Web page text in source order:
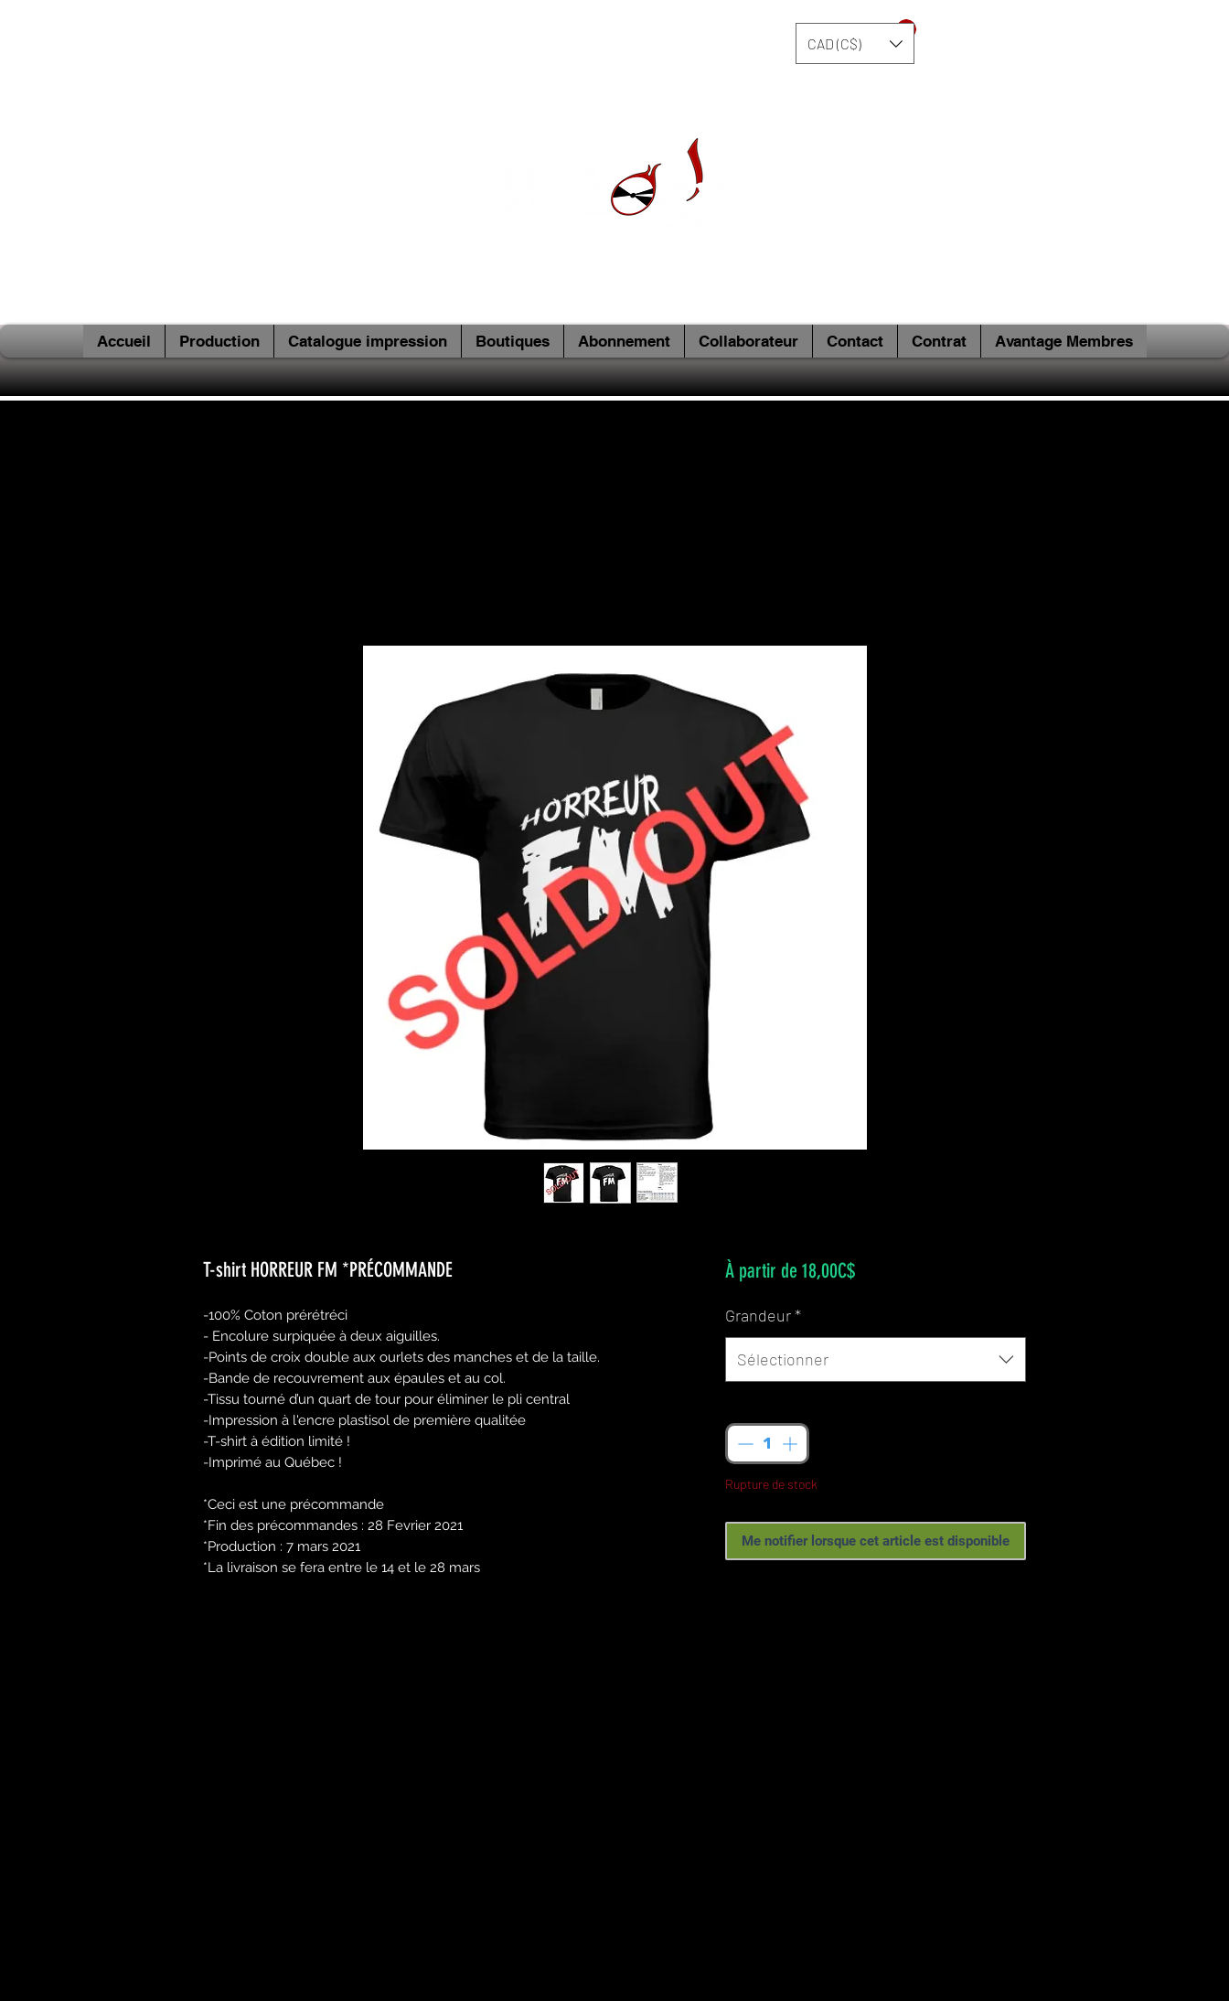
CAD (C$)
Accueil Production Catalogue impression Boutiques Abonnement Collaborateur Contact Contrat Avantage Membres
T-shirt HORREUR FM *PRÉCOMMANDE
-100% Coton prérétréci
- Encolure surpiquée à deux aiguilles.
-Points de croix double aux ourlets des manches et de la taille.
-Bande de recouvrement aux épaules et au col.
-Tissu tourné d’un quart de tour pour éliminer le pli central
-Impression à l'encre plastisol de première qualitée
-T-shirt à édition limité !
-Imprimé au Québec !
*Ceci est une précommande
*Fin des précommandes : 28 Fevrier 2021
*Production : 7 mars 2021
*La livraison se fera entre le 14 et le 28 mars
À partir de 18,00C$Prix
Grandeur*
Sélectionner
Rupture de stock
Me notifier lorsque cet article est disponible